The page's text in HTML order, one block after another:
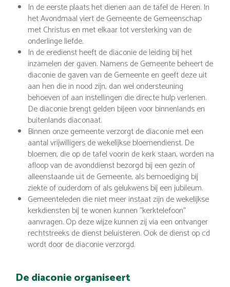
In de eerste plaats het dienen aan de tafel de Heren. In
het Avondmaal viert de Gemeente de Gemeenschap
met Christus en met elkaar tot versterking van de
onderlinge liefde.
In de eredienst heeft de diaconie de leiding bij het
inzamelen der gaven. Namens de Gemeente beheert de
diaconie de gaven van de Gemeente en geeft deze uit
aan hen die in nood zijn, dan wel ondersteuning
behoeven of aan instellingen die directe hulp verlenen.
De diaconie brengt gelden bijeen voor binnenlands en
buitenlands diaconaat.
Binnen onze gemeente verzorgt de diaconie met een
aantal vrijwilligers de wekelijkse bloemendienst. De
bloemen, die op de tafel voorin de kerk staan, worden na
afloop van de avonddienst bezorgd bij een gezin of
alleenstaande uit de Gemeente, als bemoediging bij
ziekte of ouderdom of als gelukwens bij een jubileum.
Gemeenteleden die niet meer instaat zijn de wekelijkse
kerkdiensten bij te wonen kunnen "kerktelefoon"
aanvragen. Op deze wijze kunnen zij via een ontvanger
rechtstreeks de dienst beluisteren. Ook de dienst op cd
wordt door de diaconie verzorgd.
De diaconie organiseert